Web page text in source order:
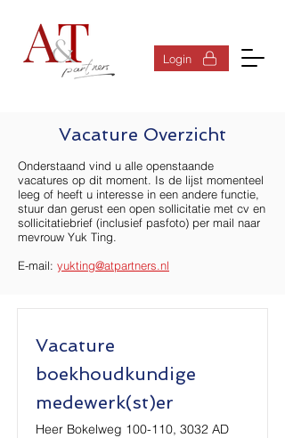
Login
Vacature Overzicht
Onderstaand vind u alle openstaande
vacatures op dit moment. Is de lijst momenteel
leeg of heeft u interesse in een andere functie,
stuur dan gerust een open sollicitatie met cv en
sollicitatiebrief (inclusief pasfoto) per mail naar
mevrouw Yuk Ting.
E-mail: yukting@atpartners.nl
Vacature
boekhoudkundige
medewerk(st)er
Heer Bokelweg 100-110, 3032 AD